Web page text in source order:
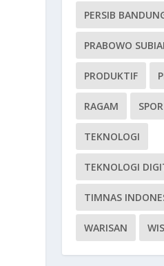
PERSIB
PRABOWO
PRODUKTIF
RAGAM
TEKNOLOGI
TEKNOLOGI
TIMNAS
WARISAN